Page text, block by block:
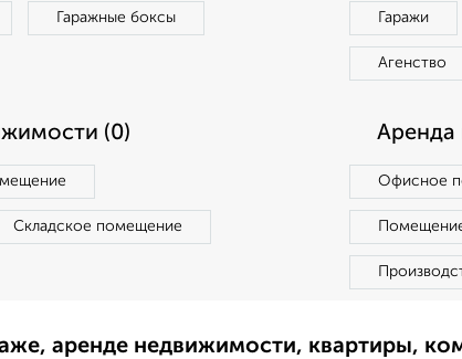
Гаражные боксы Гаражи
Агенство
(0)
Складское помещение
Аренда
Офисное
аренде недвижимости, квартиры,